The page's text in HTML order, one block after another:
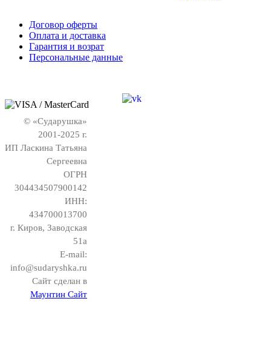
Договор оферты
Оплата и доставка
Гарантия и возрат
Персональные данные
© «Сударушка»
2001-2025 г.
ИП Ласкина Татьяна
Сергеевна
ОГРН
304434507900142
ИНН:
434700013700
г. Киров, Заводская
51а
E-mail:
info@sudaryshka.ru
Сайт сделан в
Маунтин Сайт